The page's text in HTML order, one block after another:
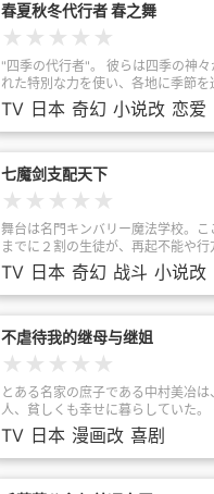
春夏秋冬代行者 春之舞
★ ★ ★ ★ ★
"四季の代行者"。 彼らは四季の神々
れた特別な力を使い、各地に季節を
る。 しかし春の代行者・花葉雛菊が
になってから十年間、この国の季節
消え去ったまま。 春の護衛官・姫
十年間、主を必死に探し続けていた
突然雛菊が帰ってきたことで物語は
——不条理に奪われた大切な時間を
め。 ——恋い焦がれ続けたあの人
えるため。 ——命に代えても守り
た" のため。 これは四季をもたらす
の護衛官の、 喪失と再起の物語。
ても、 それでも生きると願うあな
TV 日本 奇幻 小说改 恋爱
七魔剑支配天下
★ ★ ★ ★ ★
舞台は名門キンバリー魔法学校。こ
までに２割の生徒が、再起不能や行
または発狂した末に死に至る。いわ
に呑まれる” という——。春、キン
リバー＝ホーンが入学する。穏やか
が、そこはかとなく影が 見え隠れ
な彼を中心に、様々な出世や背景を
していく。 希望に胸を躍らせ、学園
ぐる魔法使いの卵たち。しかし、魔
るキンバリーの脅威が彼らに牙をむ
出会い、魔境に立ち向かう彼を待ち
とは――。そして、“七つの魔剣”を
が、今、始まる。
TV 日本 奇幻 战斗 小说改
不虐待我的继母与继姐
★ ★ ★ ★ ★
とある名家の庶子である中村美冶は
人、貧しくも幸せに暮らしていた。 そんなあ
る日、最愛の母が他界し、鴻蔵家の
取られることに。 そこで美冶を待っ
は、義母のてると義姉のまりかとあ
『お義母様もお義姉様も妾の子が
TV 日本 漫画改 喜剧